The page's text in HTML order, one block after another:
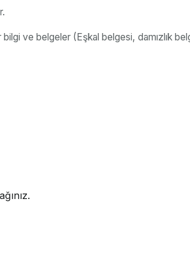
ve belgeler (Eşkal belgesi, damızlık